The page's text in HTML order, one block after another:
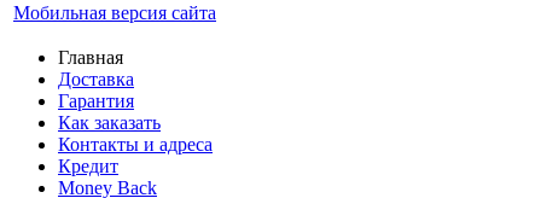
Мобильная версия сайта
Главная
Доставка
Гарантия
Как заказать
Контакты и адреса
Кредит
Money Back